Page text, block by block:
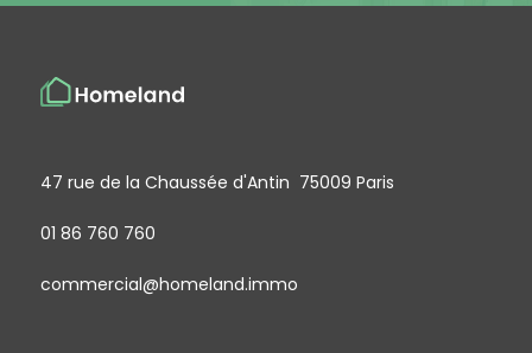
47 rue de la Chaussée d'Antin 75009 Paris
01 86 760 760
commercial@homeland.immo